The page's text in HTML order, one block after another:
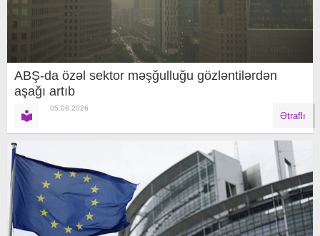
ABŞ-da özəl sektor məşğulluğu gözləntilərdən
aşağı artıb
05.08.2026
Ətraflı